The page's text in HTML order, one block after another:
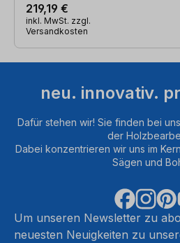
219,19 €
inkl. MwSt. zzgl.
Versandkosten
neu. innovativ.
Dafür stehen wir! Sie finden bei
der
Dabei konzentrieren wir uns im
Sägen und
Um unseren Newsletter zu
neuesten Neuigkeiten zu